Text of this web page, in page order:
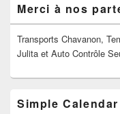
principale
de
widget
pour
barre
Merci à nos
Transports Chavanon,
Julita et Auto Contrôle
Simple Calendar